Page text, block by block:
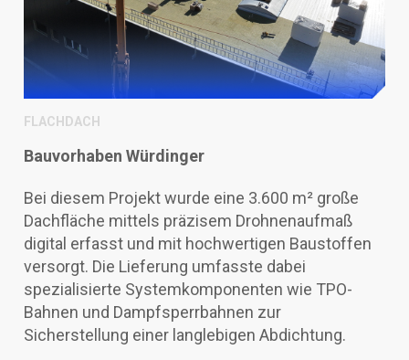
FLACHDACH
Bauvorhaben Würdinger
Bei diesem Projekt wurde eine 3.600 m² große
Dachfläche mittels präzisem Drohnenaufmaß
digital erfasst und mit hochwertigen Baustoffen
versorgt. Die Lieferung umfasste dabei
spezialisierte Systemkomponenten wie TPO-
Bahnen und Dampfsperrbahnen zur
Sicherstellung einer langlebigen Abdichtung.